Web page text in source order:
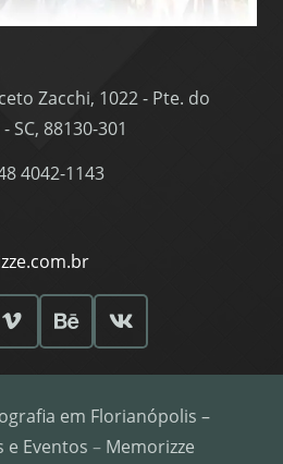
Zacchi, 1022 - Pte. do
SC, 88130-301
4042-1143
em Florianópolis –
e Eventos – Memorizze